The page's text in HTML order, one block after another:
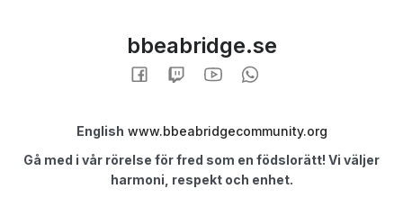
bbeabridge.se
English www.bbeabridgecommunity.org
Gå med i vår rörelse för fred som en födslorätt! Vi väljer
harmoni, respekt och enhet.